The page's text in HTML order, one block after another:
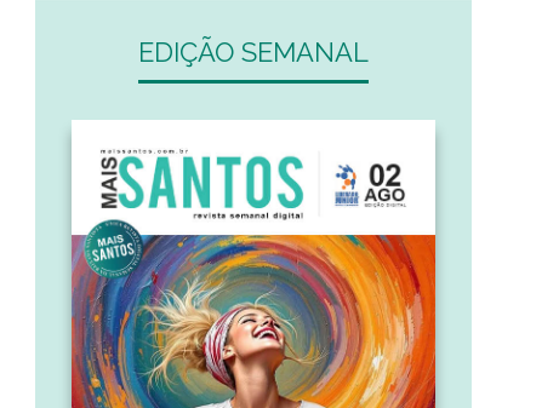
EDIÇÃO SEMANAL